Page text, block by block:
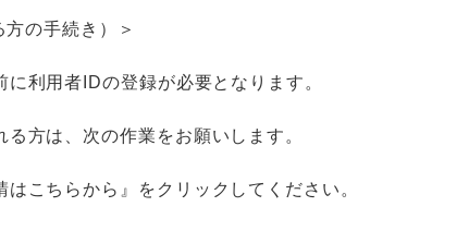
の手続き）＞
利用者IDの登録が必要となります。
方は、次の作業をお願いします。
こちらから』をクリックしてください。